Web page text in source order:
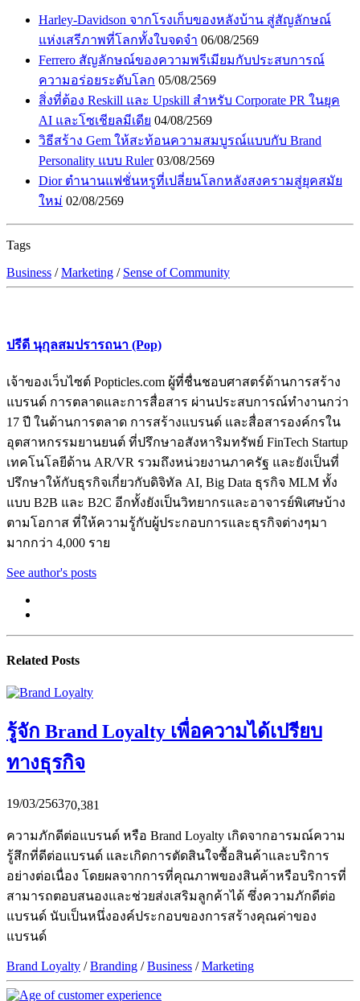
Harley-Davidson จากโรงเก็บของหลังบ้าน สู่สัญลักษณ์
แห่งเสรีภาพที่โลกทั้งใบจดจำ 06/08/2569
Ferrero สัญลักษณ์ของความพรีเมียมกับประสบการณ์
ความอร่อยระดับโลก 05/08/2569
สิ่งที่ต้อง Reskill และ Upskill สำหรับ Corporate PR ในยุค
AI และโซเชียลมีเดีย 04/08/2569
วิธีสร้าง Gem ให้สะท้อนความสมบูรณ์แบบกับ Brand
Personality แบบ Ruler 03/08/2569
Dior ตำนานแฟชั่นหรูที่เปลี่ยนโลกหลังสงครามสู่ยุคสมัย
ใหม่ 02/08/2569
Tags
Business /Marketing / Sense of Community
ปรีดี นุกุลสมปรารถนา (Pop)
เจ้าของเว็บไซต์ Popticles.com ผู้ที่ชื่นชอบศาสตร์ด้านการสร้าง
แบรนด์ การตลาดและการสื่อสาร ผ่านประสบการณ์ทำงานกว่า
17 ปี ในด้านการตลาด การสร้างแบรนด์ และสื่อสารองค์กรใน
อุตสาหกรรมยานยนต์ ที่ปรึกษาอสังหาริมทรัพย์ FinTech Startup
เทคโนโลยีด้าน AR/VR รวมถึงหน่วยงานภาครัฐ และยังเป็นที่
ปรึกษาให้กับธุรกิจเกี่ยวกับดิจิทัล AI, Big Data ธุรกิจ MLM ทั้ง
แบบ B2B และ B2C อีกทั้งยังเป็นวิทยากรและอาจารย์พิเศษบ้าง
ตามโอกาส ที่ให้ความรู้กับผู้ประกอบการและธุรกิจต่างๆมา
มากกว่า 4,000 ราย
See author's posts
Related Posts
รู้จัก Brand Loyalty เพื่อความได้เปรียบ
ทางธุรกิจ
19/03/256370,381
ความภักดีต่อแบรนด์ หรือ Brand Loyalty เกิดจากอารมณ์ความ
รู้สึกที่ดีต่อแบรนด์ และเกิดการตัดสินใจซื้อสินค้าและบริการ
อย่างต่อเนื่อง โดยผลจากการที่คุณภาพของสินค้าหรือบริการที่
สามารถตอบสนองและช่วยส่งเสริมลูกค้าได้ ซึ่งความภักดีต่อ
แบรนด์ นับเป็นหนึ่งองค์ประกอบของการสร้างคุณค่าของ
แบรนด์
Brand Loyalty /Branding /Business /Marketing